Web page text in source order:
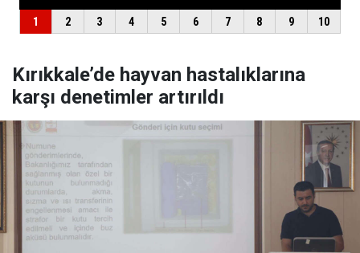
Kırıkkale’de hayvan hastalıklarına
karşı denetimler artırıldı